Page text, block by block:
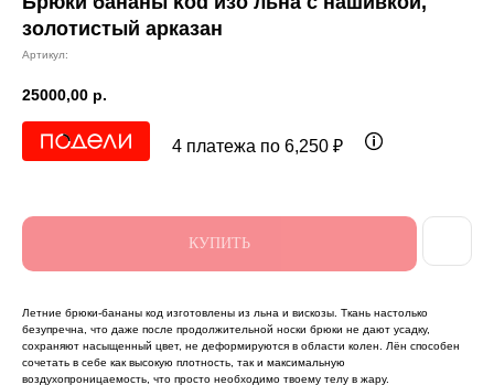
золотистый арказан
Артикул:
25000,00 р.
4 платежа по 6,250 ₽
КУПИТЬ
Летние брюки-бананы код изготовлены из льна и вискозы. Ткань настолько
безупречна, что даже после продолжительной носки брюки не дают усадку,
сохраняют насыщенный цвет, не деформируются в области колен. Лён способен
сочетать в себе как высокую плотность, так и максимальную
воздухопроницаемость, что просто необходимо твоему телу в жару.